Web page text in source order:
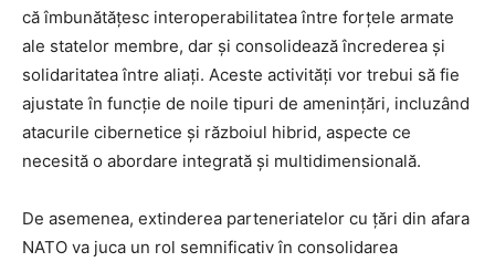
că îmbunătățesc interoperabilitatea între forțele armate
ale statelor membre, dar și consolidează încrederea și
solidaritatea între aliați. Aceste activități vor trebui să fie
ajustate în funcție de noile tipuri de amenințări, incluzând
atacurile cibernetice și războiul hibrid, aspecte ce
necesită o abordare integrată și multidimensională.
De asemenea, extinderea parteneriatelor cu țări din afara
NATO va juca un rol semnificativ în consolidarea